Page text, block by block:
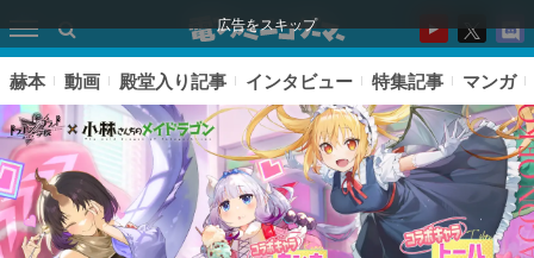
広告をスキップ
赫本 動画 殿堂入り記事 インタビュー 特集記事 マンガ